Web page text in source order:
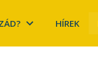
HÍREK